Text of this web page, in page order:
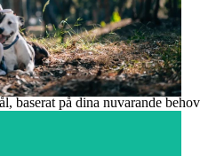
baserat på dina nuvarande behov